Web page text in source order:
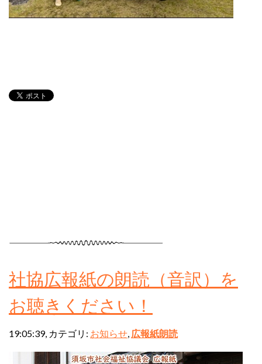
社協広報紙の朗読（音訳）を
お聴きください！
19:05:39, カテゴリ: お知らせ, 広報紙朗読